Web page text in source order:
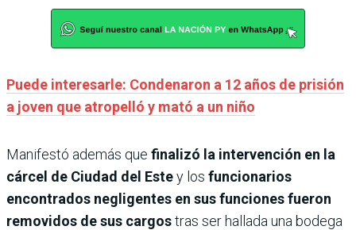
Puede interesarle: Condenaron a 12 años de prisión
a joven que atropelló y mató a un niño
Manifestó además que finalizó la intervención en la
cárcel de Ciudad del Estey los funcionarios
encontrados negligentes en sus funciones fueron
removidos de sus cargostras ser hallada una bodega